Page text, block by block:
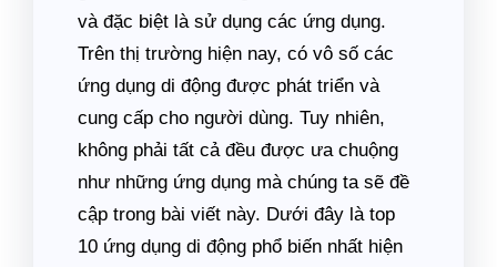
và đặc biệt là sử dụng các ứng dụng.
Trên thị trường hiện nay, có vô số các
ứng dụng di động được phát triển và
cung cấp cho người dùng. Tuy nhiên,
không phải tất cả đều được ưa chuộng
như những ứng dụng mà chúng ta sẽ đề
cập trong bài viết này. Dưới đây là top
10 ứng dụng di động phổ biến nhất hiện